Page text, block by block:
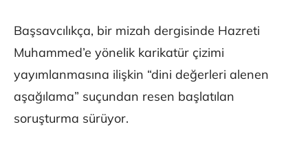
Başsavcılıkça, bir mizah dergisinde Hazreti
Muhammed’e yönelik karikatür çizimi
yayımlanmasına ilişkin “dini değerleri alenen
aşağılama” suçundan resen başlatılan
soruşturma sürüyor.